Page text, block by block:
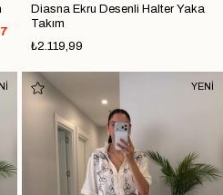
Diasna Ekru Desenli Halter Yaka
Takım
₺2.119,99
YENİ